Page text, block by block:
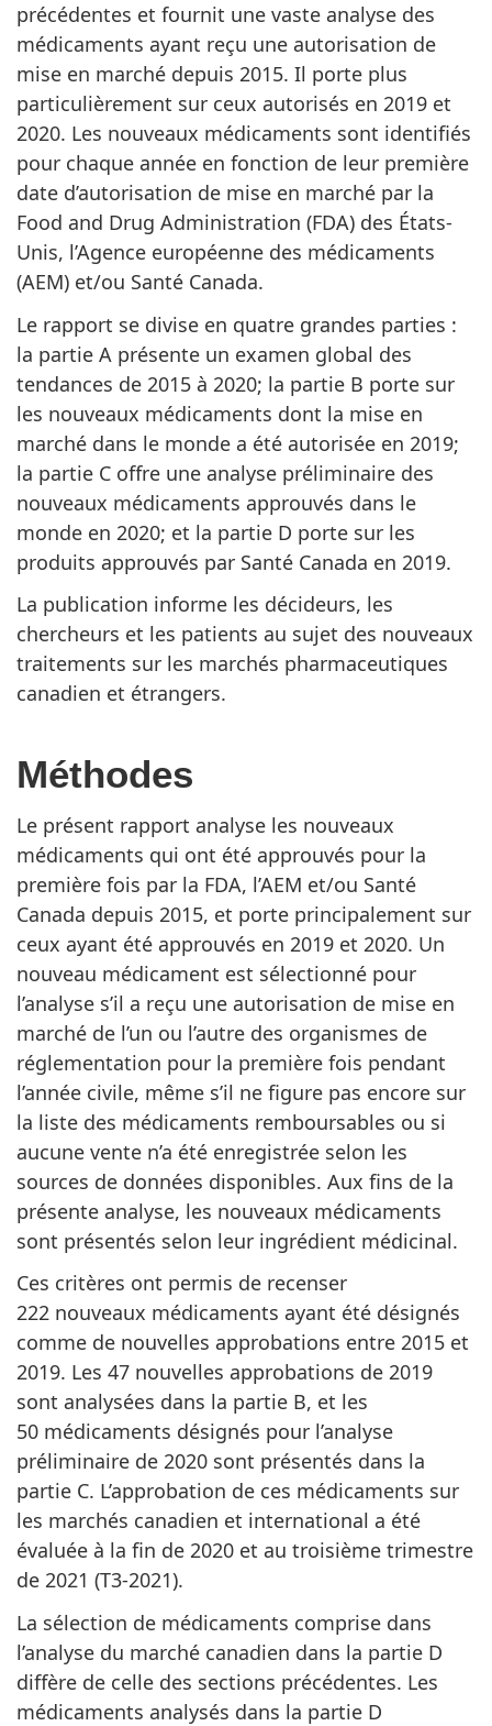
précédentes et fournit une vaste analyse des
médicaments ayant reçu une autorisation de
mise en marché depuis 2015. Il porte plus
particulièrement sur ceux autorisés en 2019 et
2020. Les nouveaux médicaments sont identifiés
pour chaque année en fonction de leur première
date d’autorisation de mise en marché par la
Food and Drug Administration (FDA) des États-
Unis, l’Agence européenne des médicaments
(AEM) et/ou Santé Canada.
Le rapport se divise en quatre grandes parties :
la partie A présente un examen global des
tendances de 2015 à 2020; la partie B porte sur
les nouveaux médicaments dont la mise en
marché dans le monde a été autorisée en 2019;
la partie C offre une analyse préliminaire des
nouveaux médicaments approuvés dans le
monde en 2020; et la partie D porte sur les
produits approuvés par Santé Canada en 2019.
La publication informe les décideurs, les
chercheurs et les patients au sujet des nouveaux
traitements sur les marchés pharmaceutiques
canadien et étrangers.
Méthodes
Le présent rapport analyse les nouveaux
médicaments qui ont été approuvés pour la
première fois par la FDA, l’AEM et/ou Santé
Canada depuis 2015, et porte principalement sur
ceux ayant été approuvés en 2019 et 2020. Un
nouveau médicament est sélectionné pour
l’analyse s’il a reçu une autorisation de mise en
marché de l’un ou l’autre des organismes de
réglementation pour la première fois pendant
l’année civile, même s’il ne figure pas encore sur
la liste des médicaments remboursables ou si
aucune vente n’a été enregistrée selon les
sources de données disponibles. Aux fins de la
présente analyse, les nouveaux médicaments
sont présentés selon leur ingrédient médicinal.
Ces critères ont permis de recenser
222 nouveaux médicaments ayant été désignés
comme de nouvelles approbations entre 2015 et
2019. Les 47 nouvelles approbations de 2019
sont analysées dans la partie B, et les
50 médicaments désignés pour l’analyse
préliminaire de 2020 sont présentés dans la
partie C. L’approbation de ces médicaments sur
les marchés canadien et international a été
évaluée à la fin de 2020 et au troisième trimestre
de 2021 (T3-2021).
La sélection de médicaments comprise dans
l’analyse du marché canadien dans la partie D
diffère de celle des sections précédentes. Les
médicaments analysés dans la partie D